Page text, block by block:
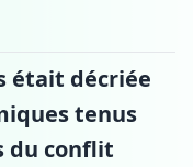
était décriée
tenus
du conflit